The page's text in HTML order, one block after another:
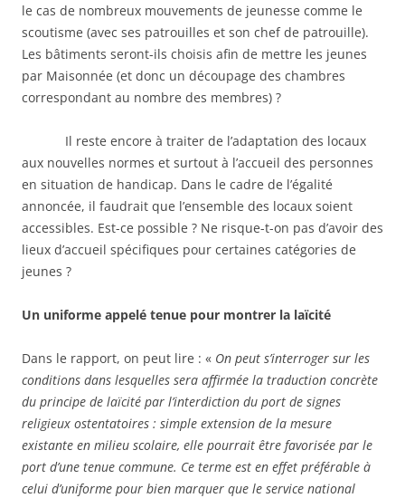
le cas de nombreux mouvements de jeunesse comme le
scoutisme (avec ses patrouilles et son chef de patrouille).
Les bâtiments seront-ils choisis afin de mettre les jeunes
par Maisonnée (et donc un découpage des chambres
correspondant au nombre des membres) ?
Il reste encore à traiter de l’adaptation des locaux
aux nouvelles normes et surtout à l’accueil des personnes
en situation de handicap. Dans le cadre de l’égalité
annoncée, il faudrait que l’ensemble des locaux soient
accessibles. Est-ce possible ? Ne risque-t-on pas d’avoir des
lieux d’accueil spécifiques pour certaines catégories de
jeunes ?
Un uniforme appelé tenue pour montrer la laïcité
Dans le rapport, on peut lire : « On peut s’interroger sur les
conditions dans lesquelles sera affirmée la traduction concrète
du principe de laïcité par l’interdiction du port de signes
religieux ostentatoires : simple extension de la mesure
existante en milieu scolaire, elle pourrait être favorisée par le
port d’une tenue commune. Ce terme est en effet préférable à
celui d’uniforme pour bien marquer que le service national